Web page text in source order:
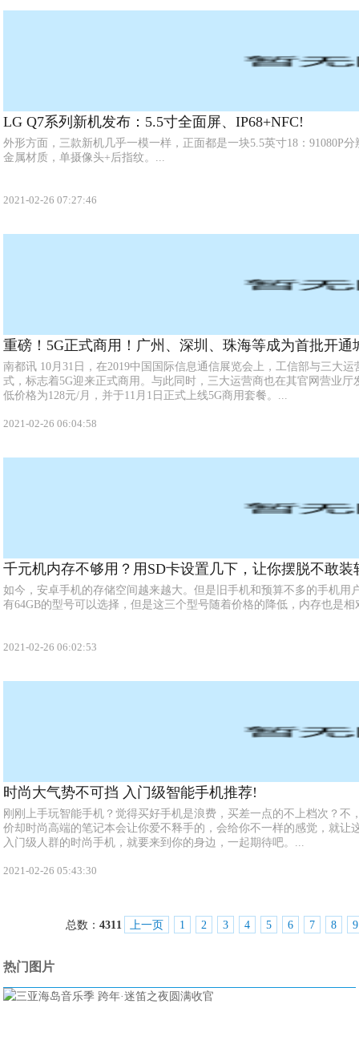
LG Q7系列新机发布：5.5寸全面屏、IP68+NFC!
外形方面，三款新机几乎一模一样，正面都是一块5.5英寸18：91080P
金属材质，单摄像头+后指纹。...
2021-02-26 07:27:46
重磅！5G正式商用！广州、深圳、珠海等成为首批开通
南都讯 10月31日，在2019中国国际信息通信展览会上，工信部与三大
式，标志着5G迎来正式商用。与此同时，三大运营商也在其官网营业厅
低价格为128元/月，并于11月1日正式上线5G商用套餐。...
2021-02-26 06:04:58
千元机内存不够用？用SD卡设置几下，让你摆脱不敢
如今，安卓手机的存储空间越来越大。但是旧手机和预算不多的手机用
有64GB的型号可以选择，但是这三个型号随着价格的降低，内存也是
2021-02-26 06:02:53
时尚大气势不可挡 入门级智能手机推荐!
刚刚上手玩智能手机？觉得买好手机是浪费，买差一点的不上档次？不
价却时尚高端的笔记本会让你爱不释手的，会给你不一样的感觉，就让
入门级人群的时尚手机，就要来到你的身边，一起期待吧。...
2021-02-26 05:43:30
总数：4311 上一页 1 2 3 4 5 6 7 8 9
热门图片